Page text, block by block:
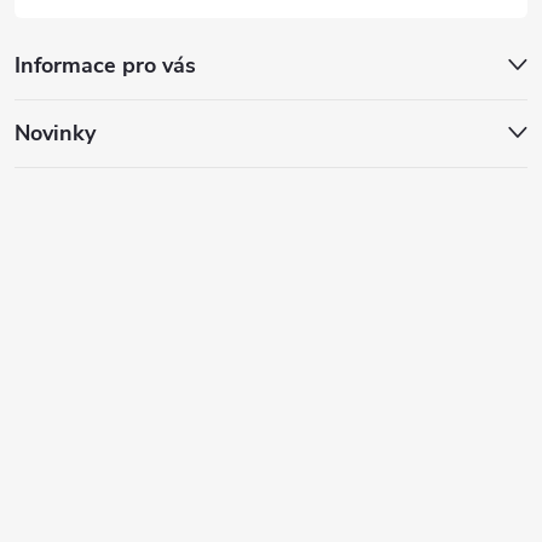
Informace pro vás
Novinky